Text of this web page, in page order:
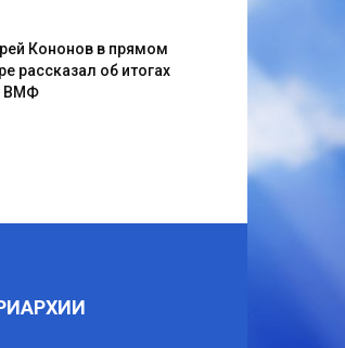
Кононов в прямом
рассказал об итогах
ВМФ